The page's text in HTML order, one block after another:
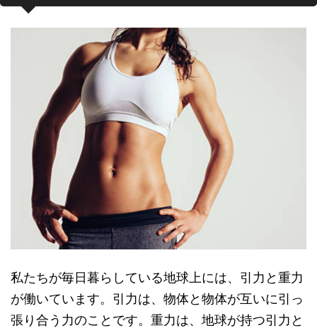
私たちが毎日暮らしている地球上には、引力と重力
が働いています。引力は、物体と物体が互いに引っ
張り合う力のことです。重力は、地球が持つ引力と